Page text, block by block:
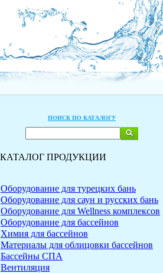
ПОИСК ПО КАТАЛОГУ
КАТАЛОГ ПРОДУКЦИИ
Оборудование для турецких бань
Оборудование для саун и русских бань
Оборудование для Wellness комплексов
Оборудование для бассейнов
Химия для бассейнов
Материалы для облицовки бассейнов
Бассейны СПА
Вентиляция